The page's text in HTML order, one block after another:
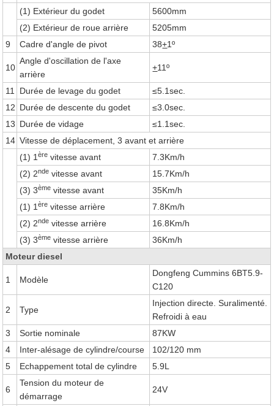
(1) Extérieur du godet
5600mm
(2) Extérieur de roue arrière
5205mm
9
Cadre d'angle de pivot 38+1º
10
Angle d'oscillation de l'axe
arrière
+11º
11 Durée de levage du godet
≤5.1sec.
12 Durée de descente du godet
≤3.0sec.
13 Durée de vidage
≤1.1sec.
14 Vitesse de déplacement, 3 avant et arrière
(1) 1ère vitesse avant
7.3Km/h
(2) 2nde vitesse avant
15.7Km/h
(3) 3ème vitesse avant
35Km/h
(1) 1ère vitesse arrière
7.8Km/h
(2) 2nde vitesse arrière
16.8Km/h
(3) 3ème vitesse arrière
36Km/h
Moteur diesel
1 Modèle
Dongfeng Cummins 6BT5.9-
C120
2 Type
Injection directe. Suralimenté.
Refroidi à eau
3
Sortie nominale
87KW
4
Inter-alésage de cylindre/course
102/120 mm
5
Echappement total de cylindre 5.9L
6
Tension du moteur de
démarrage
24V